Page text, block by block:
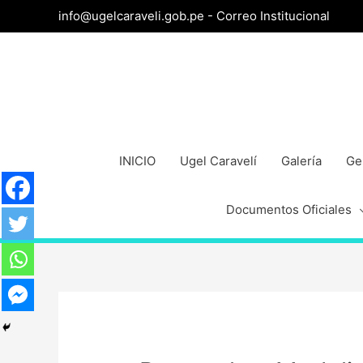
info@ugelcaraveli.gob.pe - Correo Institucional
INICIO Ugel Caravelí Galería
Documentos Oficiales